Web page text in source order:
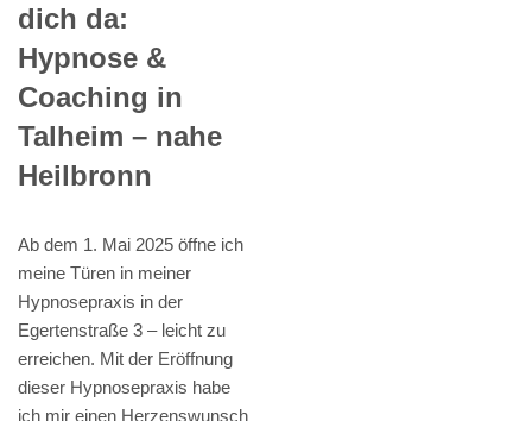
dich da:
Hypnose &
Coaching in
Talheim – nahe
Heilbronn
Ab dem 1. Mai 2025 öffne ich
meine Türen in meiner
Hypnosepraxis in der
Egertenstraße 3 – leicht zu
erreichen. Mit der Eröffnung
dieser Hypnosepraxis habe
ich mir einen Herzenswunsch